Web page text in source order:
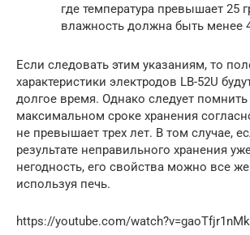
где температура превышает 25
влажность должна быть менее
Если следовать этим указаниям, то
характеристики электродов LB-52U
долгое время. Однако следует помнить
максимальном сроке хранения
не превышает трех лет. В том случае,
результате неправильного хранения
негодность, его свойства можно все
используя печь.
https://youtube.com/watch?v=gaoTfjr1nMk